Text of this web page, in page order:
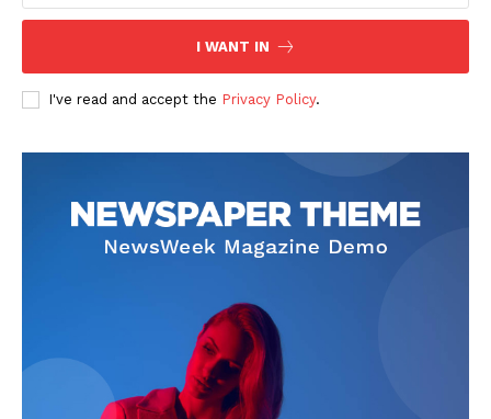
I WANT IN
I've read and accept the Privacy Policy.